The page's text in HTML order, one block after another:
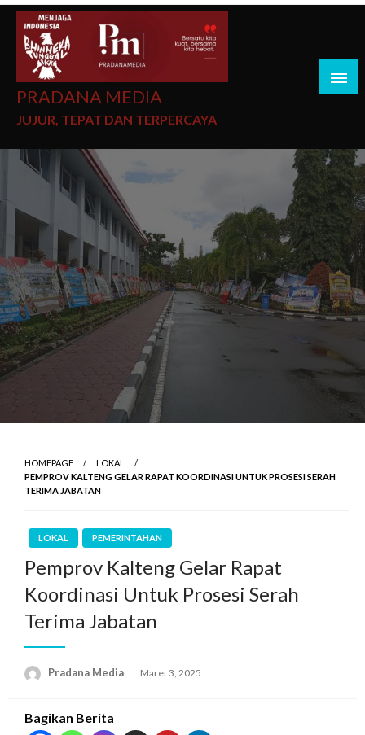
PRADANA MEDIA
JUJUR, TEPAT DAN TERPERCAYA
HOMEPAGE
LOKAL
PEMPROV KALTENG GELAR RAPAT KOORDINASI UNTUK PROSESI SERAH
TERIMA JABATAN
LOKAL PEMERINTAHAN
Pemprov Kalteng Gelar Rapat
Koordinasi Untuk Prosesi Serah
Terima Jabatan
Pradana Media Maret 3, 2025
Bagikan Berita